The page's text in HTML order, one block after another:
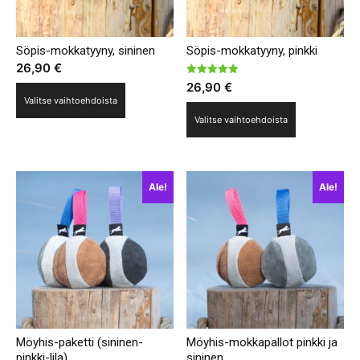
Söpis-mokkatyyny, sininen
26,90 €
Valitse vaihtoehdoista
muunnelma.
tehdä
tuotteen
sivulla.
Söpis-mokkatyyny, pinkki
Arvostelu
tuotteesta:
5.00
26,90€
Valitse vaihtoehdoista
useampi
muunnelma.
Voit
valinnat
tuotteen
sivulla.
Ale!
Möyhis-paketti (sininen-
Ale!
Möyhis-mokkapallot pinkki ja